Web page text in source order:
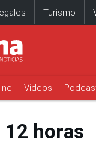
Turismo
Videos
12 horas